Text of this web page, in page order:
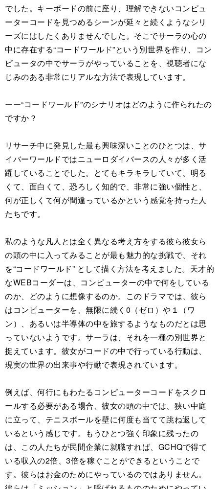
でした。キーボードの前に座り、理解できないコンピュ
ーターコードを見つめるシーンが延々と続くようなシリ
ーズにはしたくありませんでした。そこでサーラの心の
中に存在する“コードワールド”という別世界を作り、コン
ピュータの中でサーラがやっていることを、視聴者にな
じみのある非常にリアルな方法で表現しています。
ーー“コードワールド”のシナリオはどのように作られたの
ですか？
リサーチ中に発見した最も興味深いことのひとつは、サ
イバーワールドではニューロダイバースの人々が多く活
躍していることでした。とてもキラキラしていて、明る
くて、面白くて、恐ろしく知的で、非常に強い個性と、
何が正しくて何が間違っているかという感覚を持った人
たちです。
私のような凡人とは全く異なる考え方をする彼ら彼女ら
の頭の中に入ってみることが最も魅力的な挑戦で、それ
を“コードワールド” として描く方法を考えました。天才的
なWEBコーダーは、コンピューターの中で何をしている
のか、どのように想像するのか。このドラマでは、彼ら
はコンピューターを、無限に続く0（ゼロ）や１（ワ
ン）、あるいは半導体の中を旅するようなものだとは思
っていないようです。サーラは、それを一種の別世界と
捉えています。彼女がコードの中で行っている行動は、
現実の世界の出来事や行動で表現されています。
例えば、何行にもわたるコンピューターコードをスクロ
ールする必要がある場合、彼女の頭の中では、狭い中庭
に立って、テニスボールを壁に何度も当てて跳ね返して
いるという感じです。もうひとつ強く印象に残ったの
は、この人たちが民間企業に就職すれば、GCHQで得て
いる収入の2倍、3倍を稼ぐことができるということで
す。彼らはお金のためにやっているのではありません。